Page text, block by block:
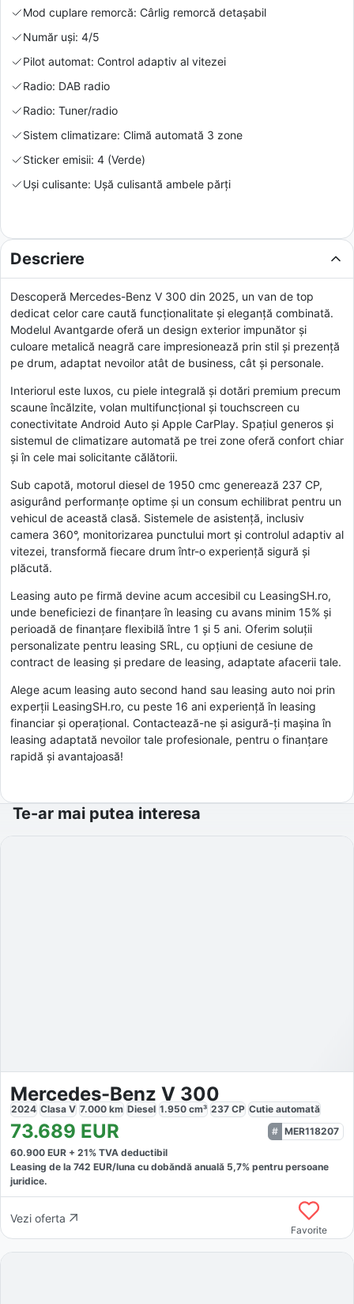
Mod cuplare remorcă: Cârlig remorcă detașabil
Număr uși: 4/5
Pilot automat: Control adaptiv al vitezei
Radio: DAB radio
Radio: Tuner/radio
Sistem climatizare: Climă automată 3 zone
Sticker emisii: 4 (Verde)
Uși culisante: Ușă culisantă ambele părți
Descriere
Descoperă Mercedes-Benz V 300 din 2025, un van de top
dedicat celor care caută funcționalitate și eleganță combinată.
Modelul Avantgarde oferă un design exterior impunător și
culoare metalică neagră care impresionează prin stil și prezență
pe drum, adaptat nevoilor atât de business, cât și personale.
Interiorul este luxos, cu piele integrală și dotări premium precum
scaune încălzite, volan multifuncțional și touchscreen cu
conectivitate Android Auto și Apple CarPlay. Spațiul generos și
sistemul de climatizare automată pe trei zone oferă confort chiar
și în cele mai solicitante călătorii.
Sub capotă, motorul diesel de 1950 cmc generează 237 CP,
asigurând performanțe optime și un consum echilibrat pentru un
vehicul de această clasă. Sistemele de asistență, inclusiv
camera 360°, monitorizarea punctului mort și controlul adaptiv al
vitezei, transformă fiecare drum într-o experiență sigură și
plăcută.
Leasing auto pe firmă devine acum accesibil cu LeasingSH.ro,
unde beneficiezi de finanțare în leasing cu avans minim 15% și
perioadă de finanțare flexibilă între 1 și 5 ani. Oferim soluții
personalizate pentru leasing SRL, cu opțiuni de cesiune de
contract de leasing și predare de leasing, adaptate afacerii tale.
Alege acum leasing auto second hand sau leasing auto noi prin
experții LeasingSH.ro, cu peste 16 ani experiență în leasing
financiar și operațional. Contactează-ne și asigură-ți mașina în
leasing adaptată nevoilor tale profesionale, pentru o finanțare
rapidă și avantajoasă!
Te-ar mai putea interesa
Mercedes-Benz V 300
2024 Clasa V 7.000 km Diesel 1.950 cm³ 237 CP Cutie automată
73.689 EUR
MER118207
60.900 EUR + 21% TVA deductibil
Leasing de la 742 EUR/luna cu dobăndă anuală 5,7% pentru persoane
juridice.
Vezi oferta
Favorite